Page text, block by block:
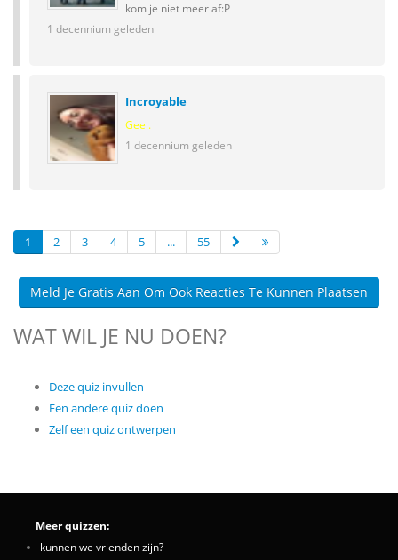
kom je niet meer af:P
1 decennium geleden
Incroyable
Geel.
1 decennium geleden
1 2 3 4 5 ... 55
Meld Je Gratis Aan Om Ook Reacties Te Kunnen Plaatsen
WAT WIL JE NU DOEN?
Deze quiz invullen
Een andere quiz doen
Zelf een quiz ontwerpen
Meer quizzen:
kunnen we vrienden zijn?